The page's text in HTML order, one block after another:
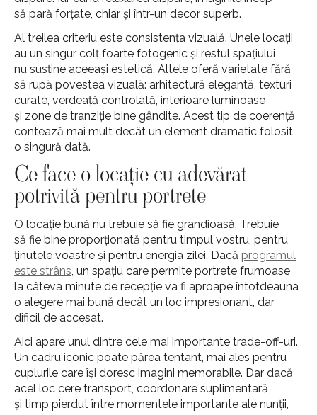
să pară forțate, chiar și într-un decor superb.
Al treilea criteriu este consistența vizuală. Unele locații
au un singur colț foarte fotogenic și restul spațiului
nu susține aceeași estetică. Altele oferă varietate fără
să rupă povestea vizuală: arhitectură elegantă, texturi
curate, verdeață controlată, interioare luminoase
și zone de tranziție bine gândite. Acest tip de coerență
contează mai mult decât un element dramatic folosit
o singură dată.
Ce face o locație cu adevărat
potrivită pentru portrete
O locație bună nu trebuie să fie grandioasă. Trebuie
să fie bine proporționată pentru timpul vostru, pentru
ținutele voastre și pentru energia zilei. Dacă programul
este strâns, un spațiu care permite portrete frumoase
la câteva minute de recepție va fi aproape întotdeauna
o alegere mai bună decât un loc impresionant, dar
dificil de accesat.
Aici apare unul dintre cele mai importante trade-off-uri.
Un cadru iconic poate părea tentant, mai ales pentru
cuplurile care își doresc imagini memorabile. Dar dacă
acel loc cere transport, coordonare suplimentară
și timp pierdut între momentele importante ale nunții,